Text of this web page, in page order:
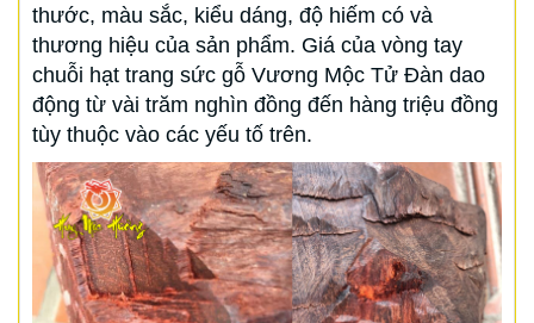
thước, màu sắc, kiểu dáng, độ hiếm có và
thương hiệu của sản phẩm. Giá của vòng tay
chuỗi hạt trang sức gỗ Vương Mộc Tử Đàn dao
động từ vài trăm nghìn đồng đến hàng triệu đồng
tùy thuộc vào các yếu tố trên.